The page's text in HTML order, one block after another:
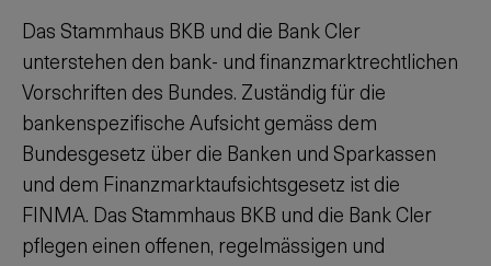
Das Stammhaus BKB und die Bank Cler
unterstehen den bank- und finanzmarktrechtlichen
Vorschriften des Bundes. Zuständig für die
bankenspezifische Aufsicht gemäss dem
Bundesgesetz über die Banken und Sparkassen
und dem Finanzmarktaufsichtsgesetz ist die
FINMA. Das Stammhaus BKB und die Bank Cler
pflegen einen offenen, regelmässigen und